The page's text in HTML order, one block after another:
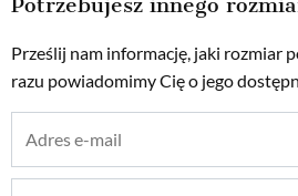
Prześlij nam informację, jaki rozmiar
razu powiadomimy Cię o jego